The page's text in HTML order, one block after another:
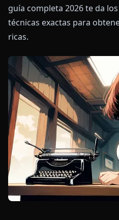
guía completa 2026 te da
técnicas exactas para
ricas.